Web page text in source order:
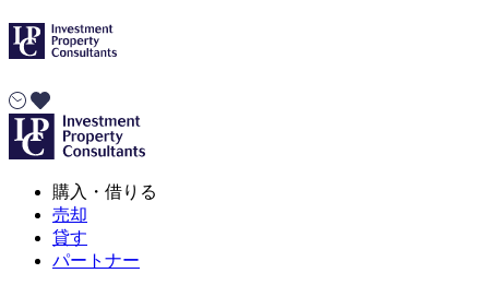
購入・借りる
売却
貸す
パートナー